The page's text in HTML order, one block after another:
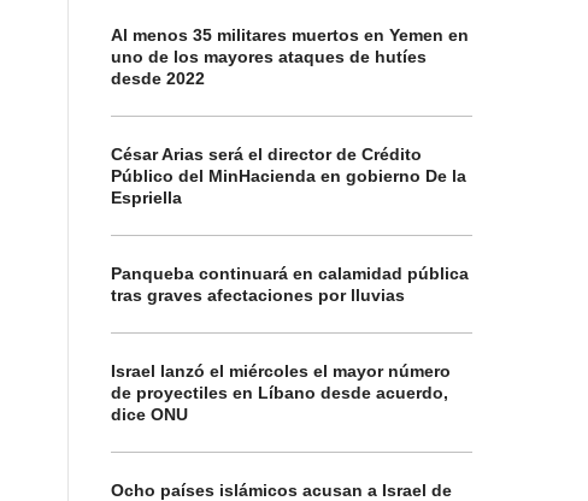
Al menos 35 militares muertos en Yemen en
uno de los mayores ataques de hutíes
desde 2022
César Arias será el director de Crédito
Público del MinHacienda en gobierno De la
Espriella
Panqueba continuará en calamidad pública
tras graves afectaciones por lluvias
Israel lanzó el miércoles el mayor número
de proyectiles en Líbano desde acuerdo,
dice ONU
Ocho países islámicos acusan a Israel de